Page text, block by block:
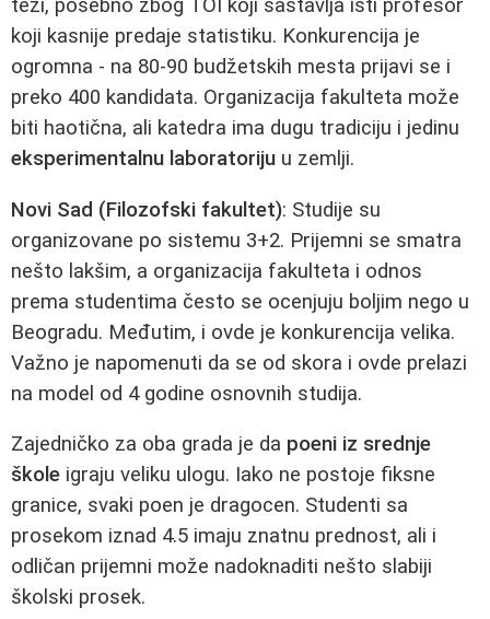
teži, posebno zbog TOI koji sastavlja isti profesor
koji kasnije predaje statistiku. Konkurencija je
ogromna - na 80-90 budžetskih mesta prijavi se i
preko 400 kandidata. Organizacija fakulteta može
biti haotična, ali katedra ima dugu tradiciju i jedinu
eksperimentalnu laboratoriju u zemlji.
Novi Sad (Filozofski fakultet): Studije su
organizovane po sistemu 3+2. Prijemni se smatra
nešto lakšim, a organizacija fakulteta i odnos
prema studentima često se ocenjuju boljim nego u
Beogradu. Međutim, i ovde je konkurencija velika.
Važno je napomenuti da se od skora i ovde prelazi
na model od 4 godine osnovnih studija.
Zajedničko za oba grada je da poeni iz srednje
škole igraju veliku ulogu. Iako ne postoje fiksne
granice, svaki poen je dragocen. Studenti sa
prosekom iznad 4.5 imaju znatnu prednost, ali i
odličan prijemni može nadoknaditi nešto slabiji
školski prosek.